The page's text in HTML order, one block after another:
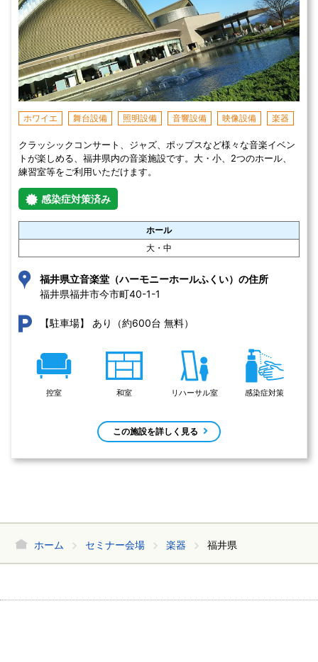
ホワイエ 舞台設備 照明設備 音響設備 映像設備 楽器
クラッシックコンサート、ジャズ、ポップスなど様々な音楽イベン
トが楽しめる、福井県内の音楽施設です。大・小、2つのホール、
練習室等をご利用いただけます。
感染症対策済み
ホール
大・中
福井県立音楽堂（ハーモニーホールふくい）の住所
福井県福井市今市町40-1-1
【駐車場】 あり（約600台 無料）
控室 和室 リハーサル室 感染症対策
この施設を詳しく見る
ホーム セミナー会場 楽器 福井県